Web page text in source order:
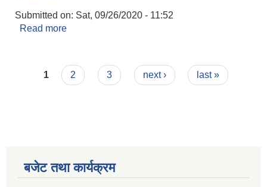
Submitted on: Sat, 09/26/2020 - 11:52
Read more
Pages
1 2 3 next › last »
बजेट तथा कार्यक्रम